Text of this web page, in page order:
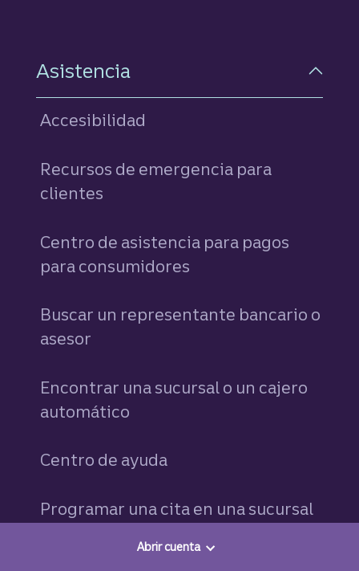
Abrir cuenta
Asistencia
Accesibilidad
Recursos de emergencia para
clientes
Centro de asistencia para pagos
para consumidores
Buscar un representante bancario o
asesor
Encontrar una sucursal o un cajero
automático
Centro de ayuda
Programar una cita en una sucursal
844-4TRUIST (844-487-8478)